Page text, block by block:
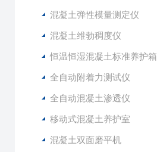
混凝土弹性模量测定仪
混凝土维勃稠度仪
恒温恒湿混凝土标准养护箱
全自动附着力测试仪
全自动混凝土渗透仪
移动式混凝土养护室
混凝土双面磨平机